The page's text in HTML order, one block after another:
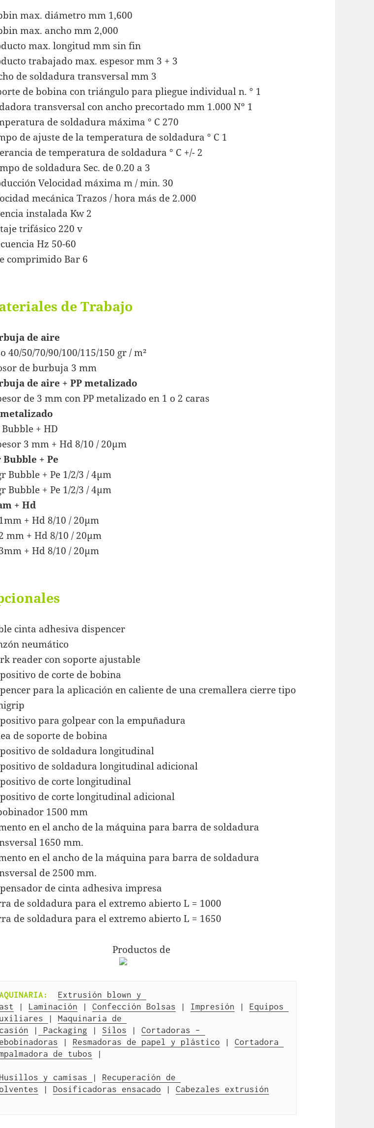
max. diámetro mm 1,600
max. ancho mm 2,000
max. longitud mm sin fin
trabajado max. espesor mm 3 + 3
de soldadura transversal mm 3
de bobina con triángulo para pliegue individual n. ° 1
transversal con ancho precortado mm 1.000 Nº 1
de soldadura máxima ° C 270
de ajuste de la temperatura de soldadura ° C 1
de temperatura de soldadura ° C +/- 2
de soldadura Sec. de 0.20 a 3
Velocidad máxima m / min. 30
mecánica Trazos / hora más de 2.000
instalada Kw 2
trifásico 220 v
Hz 50-60
comprimido Bar 6
de Trabajo
de aire
40/50/70/90/100/115/150 gr / m²
de burbuja 3 mm
de aire + PP metalizado
de 3 mm con PP metalizado en 1 o 2 caras
metalizado
+ HD
3 mm + Hd 8/10 / 20μm
+ Pe
Bubble + Pe 1/2/3 / 4μm
Bubble + Pe 1/2/3 / 4μm
+ Hd
+ Hd 8/10 / 20μm
mm + Hd 8/10 / 20μm
+ Hd 8/10 / 20μm
cinta adhesiva dispencer
neumático
reader con soporte ajustable
de corte de bobina
para la aplicación en caliente de una cremallera cierre tipo
para golpear con la empuñadura
de soporte de bobina
de soldadura longitudinal
de soldadura longitudinal adicional
de corte longitudinal
de corte longitudinal adicional
1500 mm
en el ancho de la máquina para barra de soldadura
1650 mm.
en el ancho de la máquina para barra de soldadura
de 2500 mm.
de cinta adhesiva impresa
de soldadura para el extremo abierto L = 1000
de soldadura para el extremo abierto L = 1650
Productos de
Extrusión blown y
| Laminación | Confección Bolsas | Impresión | Equipos
| Maquinaria de
| Packaging | Silos | Cortadoras –
| Resmadoras de papel y plástico | Cortadora
de tubos |
Husillos y camisas | Recuperación de
| Dosificadoras ensacado | Cabezales extrusión